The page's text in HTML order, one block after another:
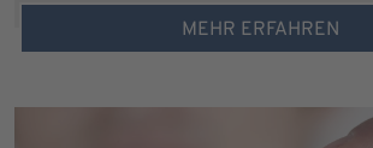
MEHR ERFAHREN